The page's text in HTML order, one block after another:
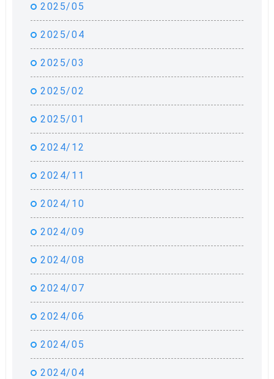
2025/05
2025/04
2025/03
2025/02
2025/01
2024/12
2024/11
2024/10
2024/09
2024/08
2024/07
2024/06
2024/05
2024/04